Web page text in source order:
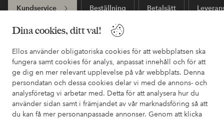
Dina cookies, ditt val!
Ellos använder obligatoriska cookies för att webbplatsen ska
fungera samt cookies för analys, anpassat innehåll och för att
ge dig en mer relevant upplevelse på vår webbplats. Denna
persondatan och dessa cookies delar vi med de annons- och
analysföretag vi arbetar med. Detta för att analysera hur du
använder sidan samt i främjandet av vår marknadsföring så att
du kan få mer personanpassade annonser. Genom att klicka
Kundservice Beställning Betalsätt
Mina sidor
Om Ellos
Våra tjänster